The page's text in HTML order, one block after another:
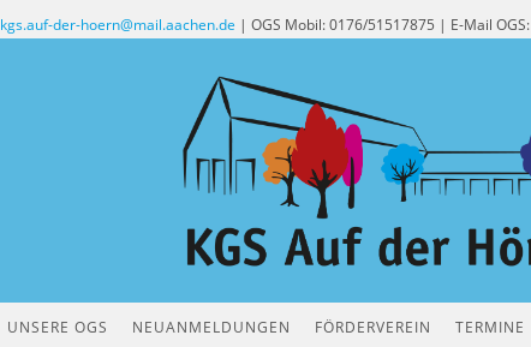
kgs.auf-der-hoern@mail.aachen.de | OGS Mobil: 0176/51517875 | E-Mail OGS:
UNSERE OGS NEUANMELDUNGEN FÖRDERVEREIN TERMINE